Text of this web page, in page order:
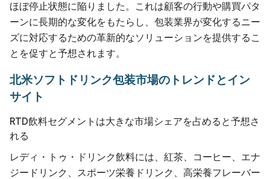
ほぼ停止状態に陥りました。これは顧客の行動や購買パタ
ーンに長期的な変化をもたらし、包装業界が変化するニー
ズに対応するための革新的なソリューションを提供するこ
とを促すと予想されます。
北米ソフトドリンク包装市場のトレンドとイン
サイト
RTD飲料セグメントは大きな市場シェアを占めると予想さ
れる
レディ・トゥ・ドリンク飲料には、紅茶、コーヒー、エナ
ジードリンク、スポーツ栄養ドリンク、高栄養フレーバー